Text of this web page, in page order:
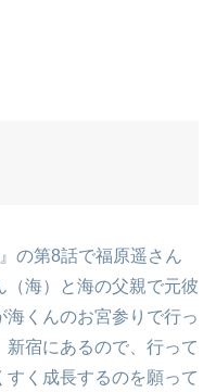
の第8話で福原遥さん
（海）と海の父親で元彼
海くんのお宮参りで行っ
宿にあるので、行って
く成長するのを願って